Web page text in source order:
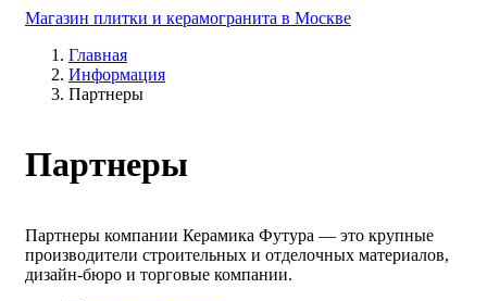
Магазин плитки и керамогранита в Москве
Главная
Информация
Партнеры
Партнеры
Партнеры компании Керамика Футура — это крупные
производители строительных и отделочных материалов,
дизайн-бюро и торговые компании.